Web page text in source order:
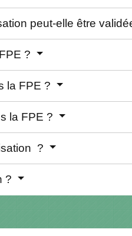
peut-elle être
?
la FPE ?
la FPE ?
?
?